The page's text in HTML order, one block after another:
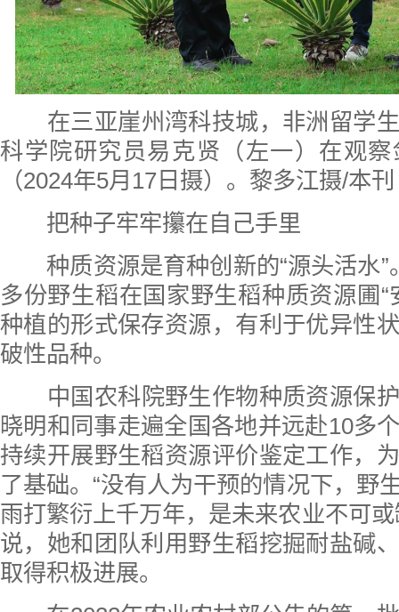
在三亚崖州湾科技城，非洲留学
科学院研究员易克贤（左一）在观
（2024年5月17日摄）。黎多江摄/本刊
把种子牢牢攥在自己手里
种质资源是育种创新的“源头活水
多份野生稻在国家野生稻种质资源圃“
种植的形式保存资源，有利于优异性
破性品种。
中国农科院野生作物种质资源保
晓明和同事走遍全国各地并远赴10多
持续开展野生稻资源评价鉴定工作，
了基础。“没有人为干预的情况下，野
雨打繁衍上千万年，是未来农业不可
说，她和团队利用野生稻挖掘耐盐碱
取得积极进展。